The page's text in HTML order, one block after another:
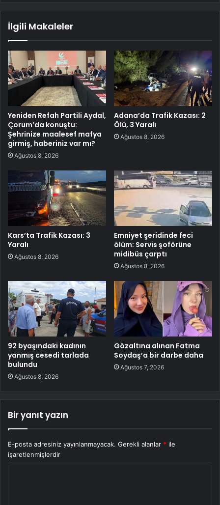
İlgili Makaleler
Yeniden Refah Partili Aydal,
Çorum’da konuştu:
Şehrinize maalesef mafya
girmiş, haberiniz var mı?
Ağustos 8, 2026
Adana’da Trafik Kazası: 2
Ölü, 3 Yaralı
Ağustos 8, 2026
Kars’ta Trafik Kazası: 3
Yaralı
Ağustos 8, 2026
Emniyet şeridinde feci
ölüm: Servis şoförüne
midibüs çarptı
Ağustos 8, 2026
92 byaşındaki kadının
yanmış cesedi tarlada
bulundu
Ağustos 8, 2026
Gözaltına alınan Fatma
Soydaş’a bir darbe daha
Ağustos 7, 2026
Bir yanıt yazın
E-posta adresiniz yayınlanmayacak. Gerekli alanlar * ile
işaretlenmişlerdir